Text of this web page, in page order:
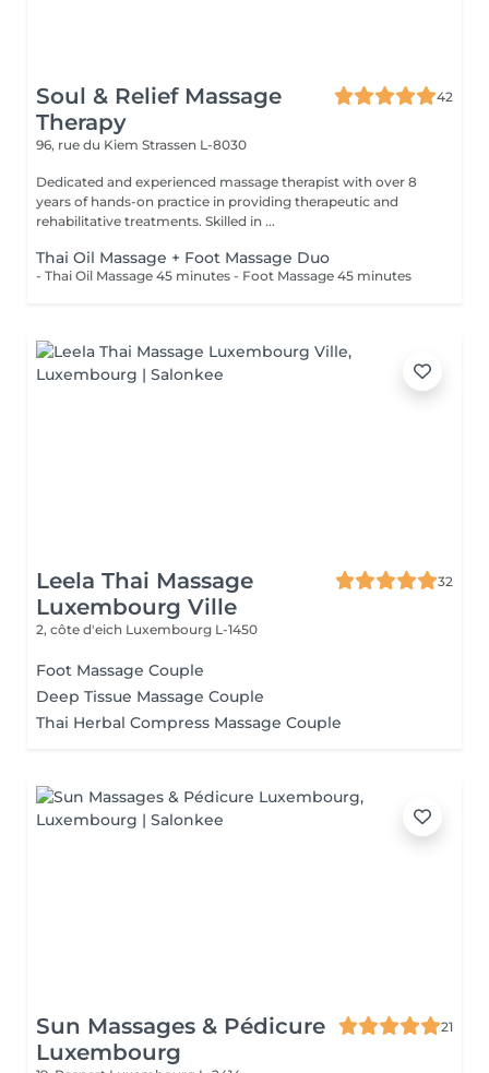
Soul & Relief Massage
Therapy
42
96, rue du Kiem Strassen L-8030
Dedicated and experienced massage therapist with over 8
years of hands-on practice in providing therapeutic and
rehabilitative treatments. Skilled in ...
Thai Oil Massage + Foot Massage Duo
- Thai Oil Massage 45 minutes - Foot Massage 45 minutes
Leela Thai Massage
Luxembourg Ville
32
2, côte d'eich Luxembourg L-1450
Foot Massage Couple
Deep Tissue Massage Couple
Thai Herbal Compress Massage Couple
Sun Massages & Pédicure
Luxembourg
21